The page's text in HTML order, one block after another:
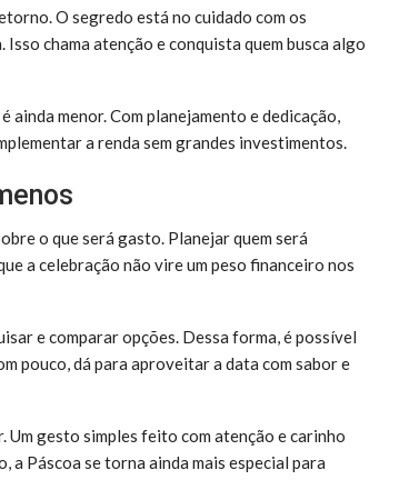
O segredo está no cuidado com os
chama atenção e conquista quem busca algo
ainda menor. Com planejamento e dedicação,
a renda sem grandes investimentos.
o que será gasto. Planejar quem será
a celebração não vire um peso financeiro nos
e comparar opções. Dessa forma, é possível
pouco, dá para aproveitar a data com sabor e
gesto simples feito com atenção e carinho
a Páscoa se torna ainda mais especial para